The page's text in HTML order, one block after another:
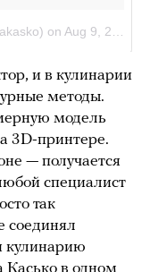
и в кулинарии
методы.
модель
3D-принтере.
— получается
специалист
так
соединял
кулинарию